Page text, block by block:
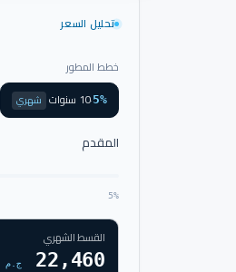
تحليل السعر
خطط المطور
5%
·10 سنوات شهري
المقدم
5%
القسط الشهري
22,460 ج.م